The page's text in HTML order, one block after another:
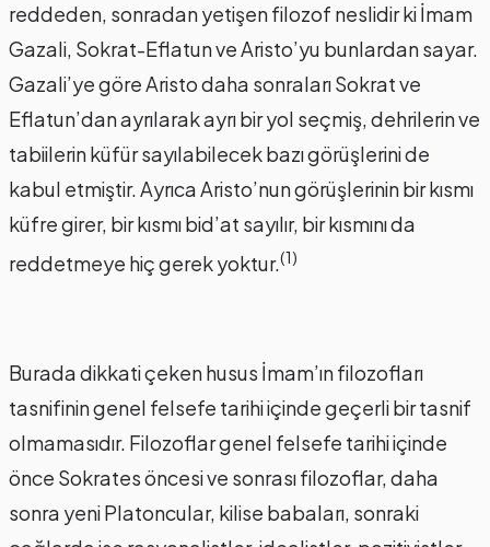
reddeden, sonradan yetişen filozof neslidir ki İmam
Gazali, Sokrat-Eflatun ve Aristo’yu bunlardan sayar.
Gazali’ye göre Aristo daha sonraları Sokrat ve
Eflatun’dan ayrılarak ayrı bir yol seçmiş, dehrilerin ve
tabiilerin küfür sayılabilecek bazı görüşlerini de
kabul etmiştir. Ayrıca Aristo’nun görüşlerinin bir kısmı
küfre girer, bir kısmı bid’at sayılır, bir kısmını da
reddetmeye hiç gerek yoktur.(1)
Burada dikkati çeken husus İmam’ın filozofları
tasnifinin genel felsefe tarihi içinde geçerli bir tasnif
olmamasıdır. Filozoflar genel felsefe tarihi içinde
önce Sokrates öncesi ve sonrası filozoflar, daha
sonra yeni Platoncular, kilise babaları, sonraki